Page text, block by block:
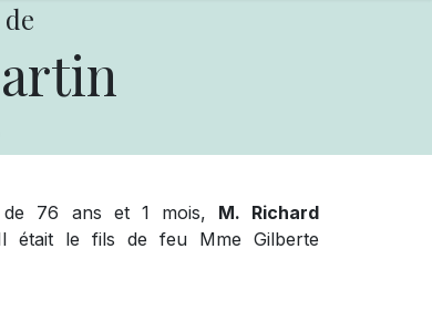
76 ans et 1 mois, M. Richard
était le fils de feu Mme Gilberte